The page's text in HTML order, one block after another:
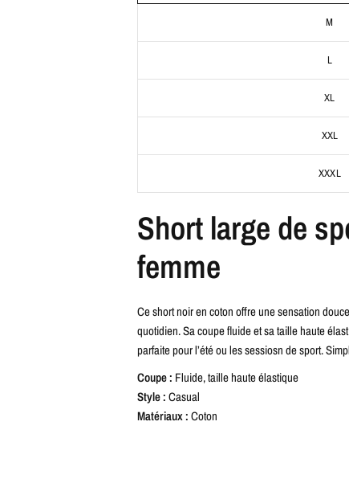
M
L
XL
XXL
XXXL
Short large de
femme
Ce short noir en coton offre une sensation
quotidien. Sa coupe fluide et sa taille haute
parfaite pour l’été ou les sessiosn de sport.
Coupe : Fluide, taille haute élastique
Style :Casual
Matériaux :Coton